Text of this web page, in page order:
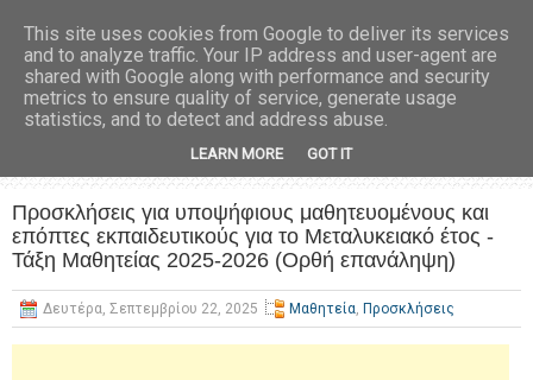
Προσκλήσεις για υποψήφιους μαθητευομένους και
επόπτες εκπαιδευτικούς για το Μεταλυκειακό έτος -
Τάξη Μαθητείας 2025-2026 (Ορθή επανάληψη)
Δευτέρα, Σεπτεμβρίου 22, 2025 Μαθητεία, Προσκλήσεις
This site uses cookies from Google to deliver its services
and to analyze traffic. Your IP address and user-agent are
shared with Google along with performance and security
metrics to ensure quality of service, generate usage
statistics, and to detect and address abuse.
LEARN MORE GOT IT